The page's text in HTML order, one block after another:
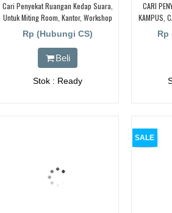
Cari Penyekat Ruangan Kedap Suara,
Untuk Miting Room, Kantor, Workshop
Abrik Pintu Panel Lipat Dengan
Peredam Suara, PINTU LIPAT
RUANGAN, Untuk Ballroom, HOTEL,
Rp (Hubungi CS)
Beli
Stok : Ready
CARI
KAMPUS,
KELAS
Rp
SALE